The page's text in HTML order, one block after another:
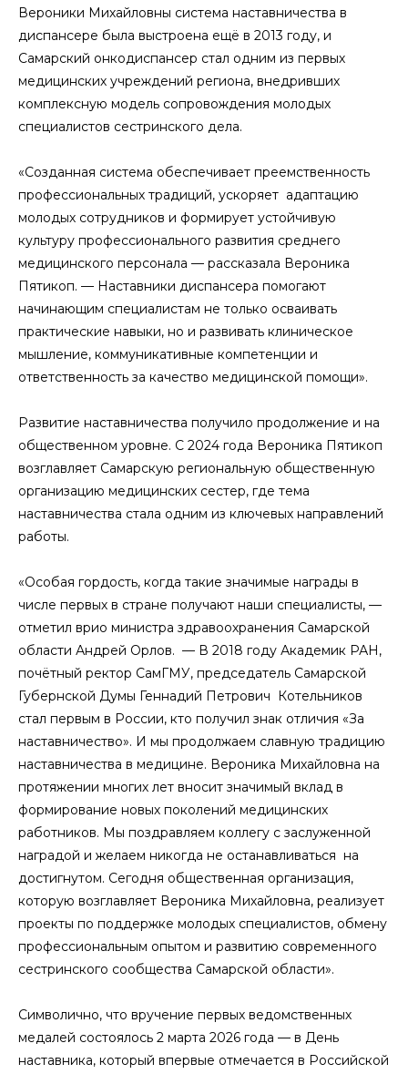
Вероники Михайловны система наставничества в
диспансере была выстроена ещё в 2013 году, и
Самарский онкодиспансер стал одним из первых
медицинских учреждений региона, внедривших
комплексную модель сопровождения молодых
специалистов сестринского дела.
«Созданная система обеспечивает преемственность
профессиональных традиций, ускоряет адаптацию
молодых сотрудников и формирует устойчивую
культуру профессионального развития среднего
медицинского персонала — рассказала Вероника
Пятикоп. — Наставники диспансера помогают
начинающим специалистам не только осваивать
практические навыки, но и развивать клиническое
мышление, коммуникативные компетенции и
ответственность за качество медицинской помощи».
Развитие наставничества получило продолжение и на
общественном уровне. С 2024 года Вероника Пятикоп
возглавляет Самарскую региональную общественную
организацию медицинских сестер, где тема
наставничества стала одним из ключевых направлений
работы.
«Особая гордость, когда такие значимые награды в
числе первых в стране получают наши специалисты, —
отметил врио министра здравоохранения Самарской
области Андрей Орлов. — В 2018 году Академик РАН,
почётный ректор СамГМУ, председатель Самарской
Губернской Думы Геннадий Петрович Котельников
стал первым в России, кто получил знак отличия «За
наставничество». И мы продолжаем славную традицию
наставничества в медицине. Вероника Михайловна на
протяжении многих лет вносит значимый вклад в
формирование новых поколений медицинских
работников. Мы поздравляем коллегу с заслуженной
наградой и желаем никогда не останавливаться на
достигнутом. Сегодня общественная организация,
которую возглавляет Вероника Михайловна, реализует
проекты по поддержке молодых специалистов, обмену
профессиональным опытом и развитию современного
сестринского сообщества Самарской области».
Символично, что вручение первых ведомственных
медалей состоялось 2 марта 2026 года — в День
наставника, который впервые отмечается в Российской